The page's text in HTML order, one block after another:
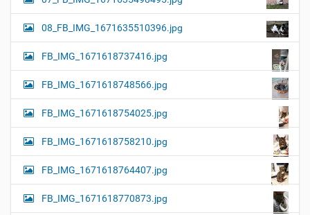
08_FB_IMG_1671635510396.jpg
FB_IMG_1671618737416.jpg
FB_IMG_1671618748566.jpg
FB_IMG_1671618754025.jpg
FB_IMG_1671618758210.jpg
FB_IMG_1671618764407.jpg
FB_IMG_1671618770873.jpg